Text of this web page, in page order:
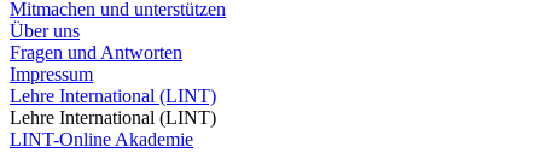
Mitmachen und unterstützen
Über uns
Fragen und Antworten
Impressum
Lehre International (LINT)
Lehre International (LINT)
LINT-Online Akademie